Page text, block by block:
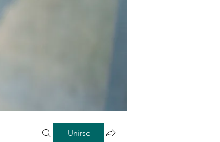
Unirse